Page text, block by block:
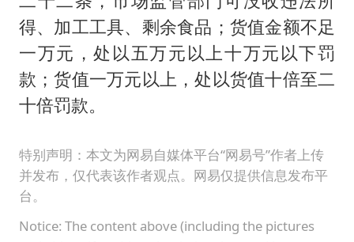
得、加工工具、剩余食品；货值金额不足
一万元，处以五万元以上十万元以下罚
款；货值一万元以上，处以货值十倍至二
十倍罚款。
特别声明：本文为网易自媒体平台“网易号”作者上传
并发布，仅代表该作者观点。网易仅提供信息发布平
台。
Notice: The content above (including the pictures